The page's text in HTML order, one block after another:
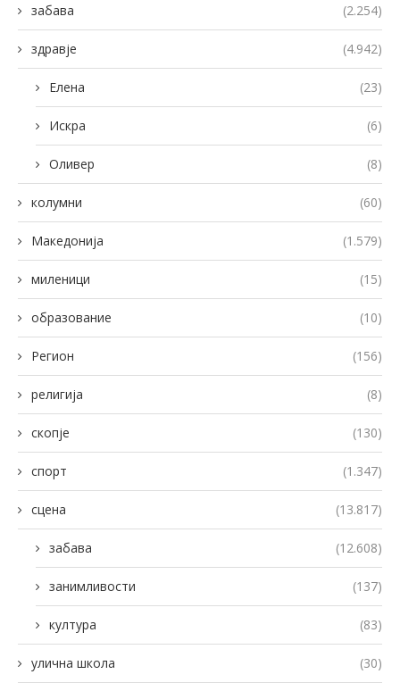
забава (2.254)
здравје (4.942)
Елена (23)
Искра (6)
Оливер (8)
колумни (60)
Македонија (1.579)
миленици (15)
образование (10)
Регион (156)
религија (8)
скопје (130)
спорт (1.347)
сцена (13.817)
забава (12.608)
занимливости (137)
култура (83)
улична школа (30)